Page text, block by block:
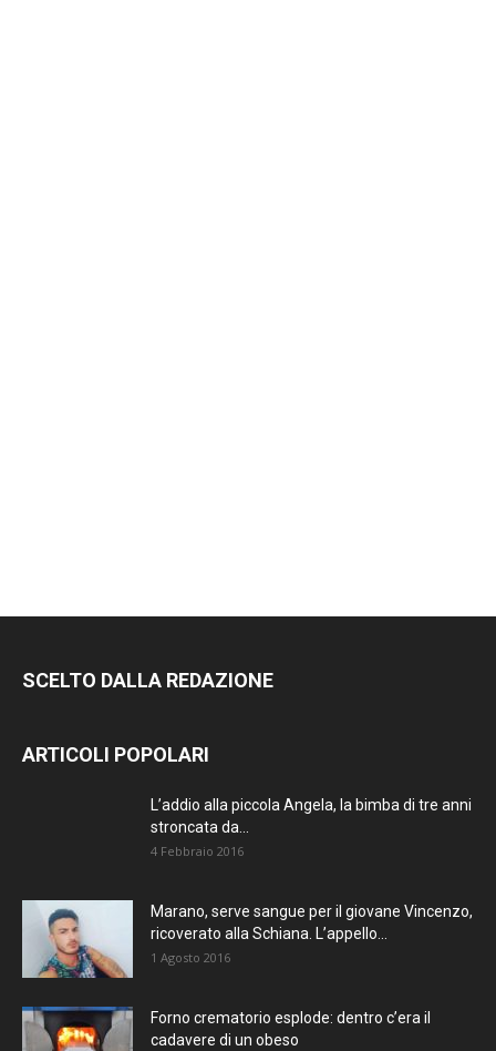
SCELTO DALLA REDAZIONE
ARTICOLI POPOLARI
L’addio alla piccola Angela, la bimba di tre anni
stroncata da...
4 Febbraio 2016
Marano, serve sangue per il giovane Vincenzo,
ricoverato alla Schiana. L’appello...
1 Agosto 2016
Forno crematorio esplode: dentro c’era il
cadavere di un obeso
METTI UN
MI PIACE!
TERRANOSTRA NEWS